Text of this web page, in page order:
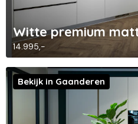
Witte premium
14.995,-
Bekijk in Gaanderen